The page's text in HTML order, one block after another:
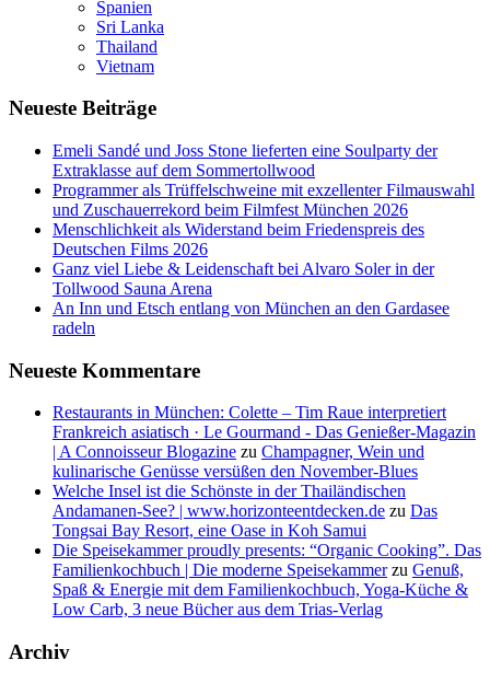
Spanien
Sri Lanka
Thailand
Vietnam
Neueste Beiträge
Emeli Sandé und Joss Stone lieferten eine Soulparty der
Extraklasse auf dem Sommertollwood
Programmer als Trüffelschweine mit exzellenter Filmauswahl
und Zuschauerrekord beim Filmfest München 2026
Menschlichkeit als Widerstand beim Friedenspreis des
Deutschen Films 2026
Ganz viel Liebe & Leidenschaft bei Alvaro Soler in der
Tollwood Sauna Arena
An Inn und Etsch entlang von München an den Gardasee
radeln
Neueste Kommentare
Restaurants in München: Colette – Tim Raue interpretiert
Frankreich asiatisch · Le Gourmand - Das Genießer-Magazin
| A Connoisseur Blogazine zu Champagner, Wein und
kulinarische Genüsse versüßen den November-Blues
Welche Insel ist die Schönste in der Thailändischen
Andamanen-See? | www.horizonteentdecken.de zu Das
Tongsai Bay Resort, eine Oase in Koh Samui
Die Speisekammer proudly presents: “Organic Cooking”. Das
Familienkochbuch | Die moderne Speisekammerzu Genuß,
Spaß & Energie mit dem Familienkochbuch, Yoga-Küche &
Low Carb, 3 neue Bücher aus dem Trias-Verlag
Archiv